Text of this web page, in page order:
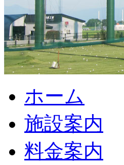
ホーム
施設案内
料金案内